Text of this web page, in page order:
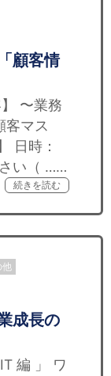
顧客情
〜業務
客マス
日時：
い（ ……
続きを読む
他
成長の
編 」 ワ